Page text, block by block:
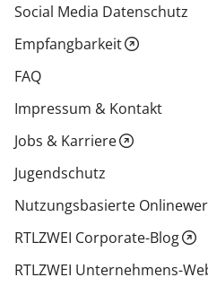
Social Media Datenschutz
Empfangbarkeit
FAQ
Impressum & Kontakt
Jobs & Karriere
Jugendschutz
Nutzungsbasierte
RTLZWEI Corporate-Blog
RTLZWEI Unternehmens-